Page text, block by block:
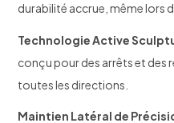
durabilité accrue, même lors
Technologie Active
conçu pour des arrêts et des
toutes les directions.
Maintien Latéral de